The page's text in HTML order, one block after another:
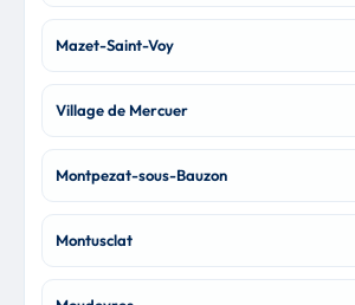
Mazet-Saint-Voy
Village de Mercuer
Montpezat-sous-Bauzon
Montusclat